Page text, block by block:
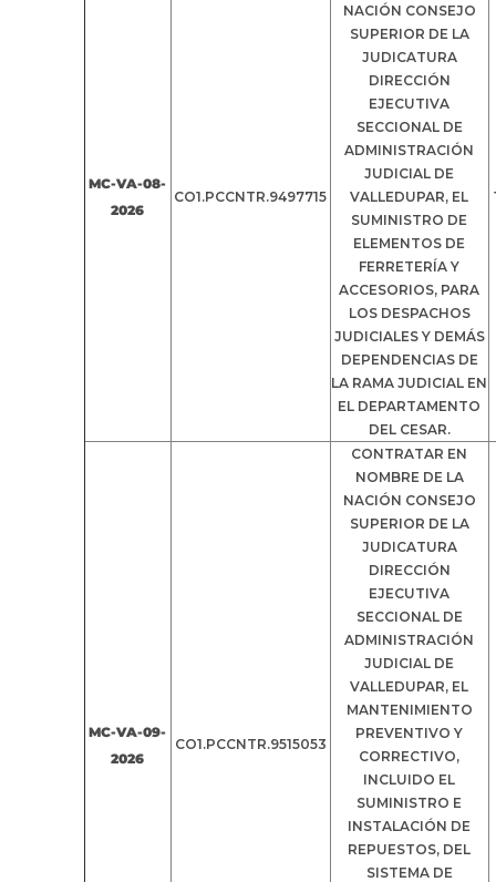
MC-VA-08-
2026
CO1.PCCNTR.9497715
NACIÓN CONSEJO
SUPERIOR DE LA
JUDICATURA
DIRECCIÓN
EJECUTIVA
SECCIONAL DE
ADMINISTRACIÓN
JUDICIAL DE
VALLEDUPAR, EL
SUMINISTRO DE
ELEMENTOS DE
FERRETERÍA Y
ACCESORIOS, PARA
LOS DESPACHOS
JUDICIALES Y DEMÁS
DEPENDENCIAS DE
LA RAMA JUDICIAL EN
EL DEPARTAMENTO
DEL CESAR.
MC-VA-09-
2026
CO1.PCCNTR.9515053
CONTRATAR EN
NOMBRE DE LA
NACIÓN CONSEJO
SUPERIOR DE LA
JUDICATURA
DIRECCIÓN
EJECUTIVA
SECCIONAL DE
ADMINISTRACIÓN
JUDICIAL DE
VALLEDUPAR, EL
MANTENIMIENTO
PREVENTIVO Y
CORRECTIVO,
INCLUIDO EL
SUMINISTRO E
INSTALACIÓN DE
REPUESTOS, DEL
SISTEMA DE